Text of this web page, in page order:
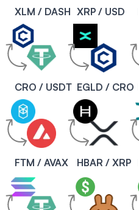
XLM / DASH XRP / USD
CRO / USDT EGLD / CRO
FTM / AVAX HBAR / XRP